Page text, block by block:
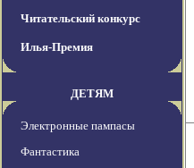
Читательский конкурс
Илья-Премия
ДЕТЯМ
Электронные пампасы
Фантастика